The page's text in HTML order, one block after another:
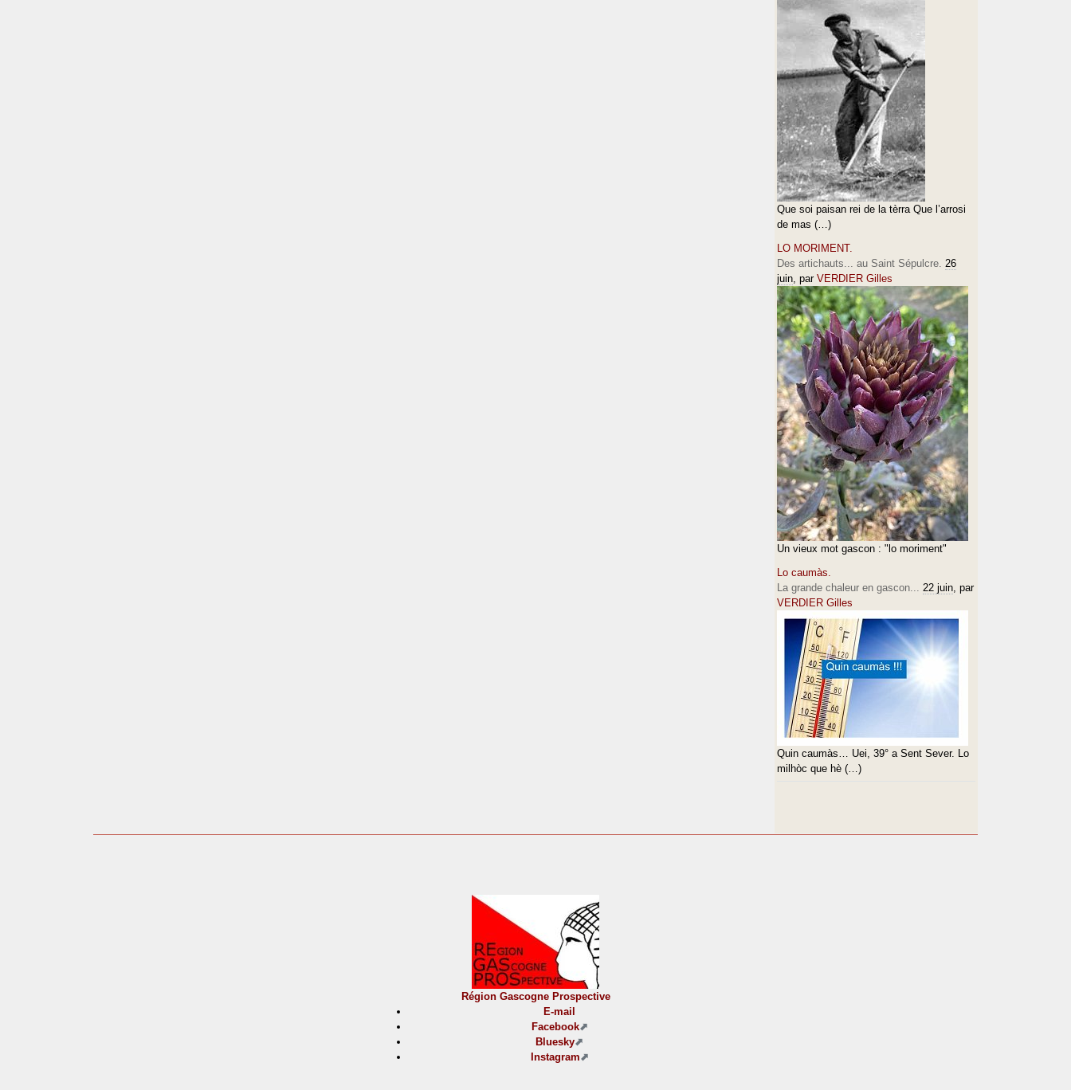
Que soi paisan rei de la tèrra Que l’arrosi
de mas (…)
LO MORIMENT.
Des artichauts... au Saint Sépulcre. 26
juin, par VERDIER Gilles
Un vieux mot gascon : "lo moriment"
Lo caumàs.
La grande chaleur en gascon... 22 juin, par
VERDIER Gilles
Quin caumàs… Uei, 39° a Sent Sever. Lo
milhòc que hè (…)
Région Gascogne Prospective
E-mail
Facebook
Bluesky
Instagram